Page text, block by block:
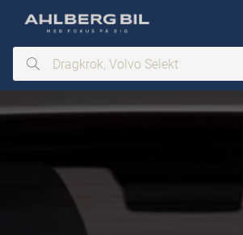
huvudinnehållet
Dragkrok,
Volvo
Selekt